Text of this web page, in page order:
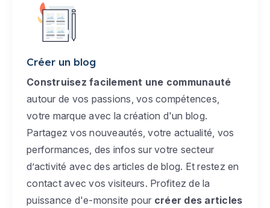
Créer un blog
Construisez facilement une communauté
autour de vos passions, vos compétences,
votre marque avec la création d'un blog.
Partagez vos nouveautés, votre actualité, vos
performances, des infos sur votre secteur
d’activité avec des articles de blog. Et restez en
contact avec vos visiteurs. Profitez de la
puissance d'e-monsite pour créer des articles